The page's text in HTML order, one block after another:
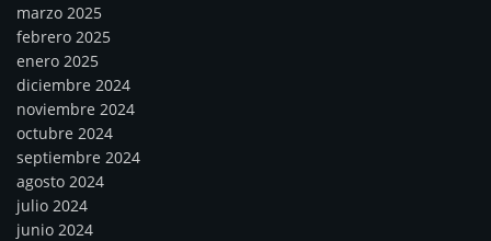
marzo 2025
febrero 2025
enero 2025
diciembre 2024
noviembre 2024
octubre 2024
septiembre 2024
agosto 2024
julio 2024
junio 2024